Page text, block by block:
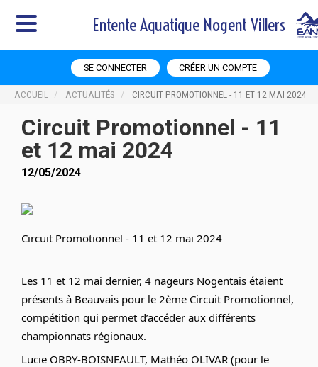
Entente Aquatique Nogent Villers
SE CONNECTER CRÉER UN COMPTE
ACCUEIL ACTUALITÉS CIRCUIT PROMOTIONNEL - 11 ET 12 MAI 2024
Circuit Promotionnel - 11
et 12 mai 2024
12/05/2024
Circuit Promotionnel - 11 et 12 mai 2024
Les 11 et 12 mai dernier, 4 nageurs Nogentais étaient
présents à Beauvais pour le 2ème Circuit Promotionnel,
compétition qui permet d’accéder aux différents
championnats régionaux.
Lucie OBRY-BOISNEAULT, Mathéo OLIVAR (pour le